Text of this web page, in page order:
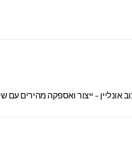
- ייצור ואספקה מהירים עם